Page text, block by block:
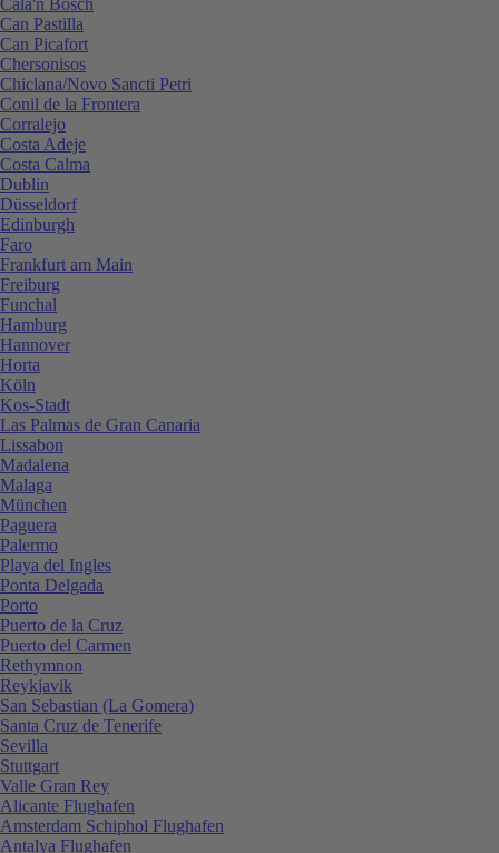
Can Pastilla
Can Picafort
Chersonisos
Chiclana/Novo Sancti Petri
Conil de la Frontera
Corralejo
Costa Adeje
Costa Calma
Dublin
Düsseldorf
Edinburgh
Faro
Frankfurt am Main
Freiburg
Funchal
Hamburg
Hannover
Horta
Köln
Kos-Stadt
Las Palmas de Gran Canaria
Lissabon
Madalena
Malaga
München
Paguera
Palermo
Playa del Ingles
Ponta Delgada
Porto
Puerto de la Cruz
Puerto del Carmen
Rethymnon
Reykjavik
San Sebastian (La Gomera)
Santa Cruz de Tenerife
Sevilla
Stuttgart
Valle Gran Rey
Alicante Flughafen
Amsterdam Schiphol Flughafen
Antalya Flughafen